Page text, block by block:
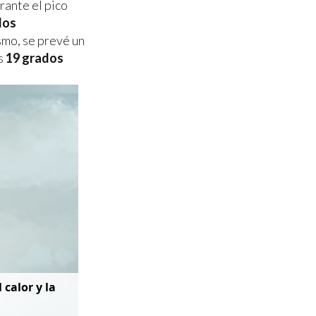
el pico
se prevé un
19 grados
calor y la